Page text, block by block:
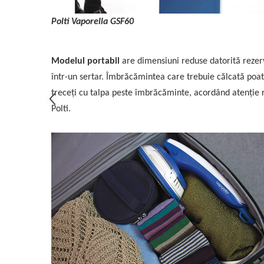
Polti Vaporella GSF60
Modelul portabil are dimensiuni reduse datorită
într-un sertar. Îmbrăcămintea care trebuie călcată
treceți cu talpa peste îmbrăcăminte, acordând
Polti.